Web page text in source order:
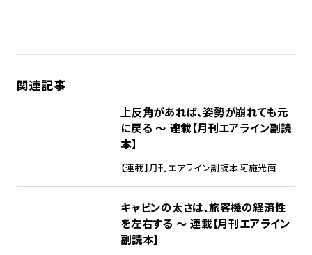
関連記事
上反角があれば、姿勢が崩れても元
に戻る ～ 連載【月刊エアライン副読
本】
【連載】月刊エアライン副読本阿施光南
キャビンの太さは、旅客機の経済性
を左右する ～ 連載【月刊エアライン
副読本】